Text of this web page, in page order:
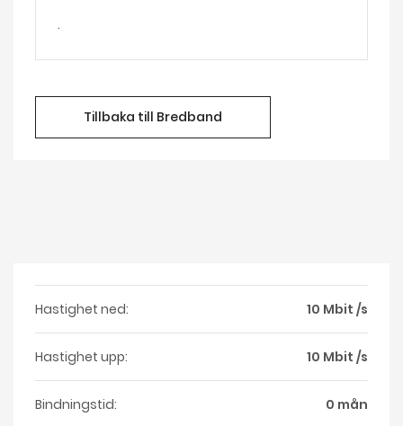
.
Tillbaka till Bredband
Hastighet ned: 10 Mbit /s
Hastighet upp: 10 Mbit /s
Bindningstid: 0 mån